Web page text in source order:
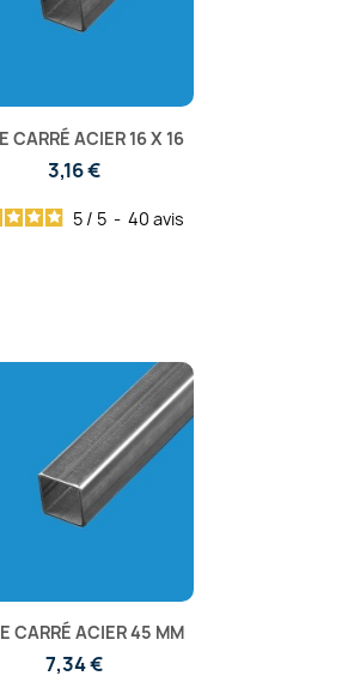
CARRÉ ACIER 16 X 16
3,16 €
5 / 5 - 40 avis
CARRÉ ACIER 45 MM
7,34 €